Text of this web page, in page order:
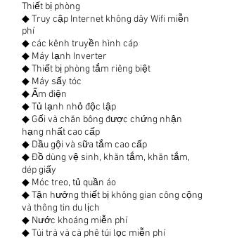
Thiết bị phòng
◆ Truy cập Internet không dây Wifi miễn
phí
◆ các kênh truyền hình cáp
◆ Máy lạnh Inverter
◆ Thiết bị phòng tắm riêng biệt
◆ Máy sấy tóc
◆ Ấm điện
◆ Tủ lạnh nhỏ độc lập
◆ Gối và chăn bông được chứng nhận
hạng nhất cao cấp
◆ Dầu gội và sữa tắm cao cấp
◆ Đồ dùng vệ sinh, khăn tắm, khăn tắm,
dép giấy
◆ Móc treo, tủ quần áo
◆ Tận hưởng thiết bị không gian công cộng
và thông tin du lịch
◆ Nước khoáng miễn phí
◆ Túi trà và cà phê túi lọc miễn phí